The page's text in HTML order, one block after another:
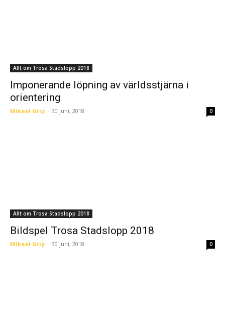
Allt om Trosa Stadslopp 2018
Imponerande löpning av världsstjärna i
orientering
Mikael Grip - 30 juni, 2018 0
Allt om Trosa Stadslopp 2018
Bildspel Trosa Stadslopp 2018
Mikael Grip - 30 juni, 2018 0